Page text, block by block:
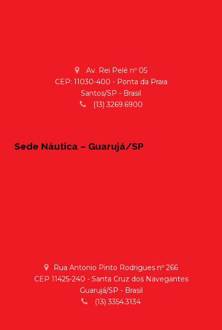
Av. Rei Pelé nº 05
CEP: 11030-400 - Ponta da Praia
Santos/SP - Brasil
(13) 3269.6900
Sede Náutica – Guarujá/SP
Rua Antonio Pinto Rodrigues nº 266
CEP 11425-240 - Santa Cruz dos Navegantes
Guarujá/SP - Brasil
(13) 3354.3134